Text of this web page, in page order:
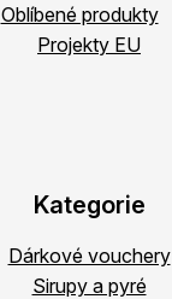
Oblíbené produkty
Projekty EU
Kategorie
Dárkové vouchery
Sirupy a pyré